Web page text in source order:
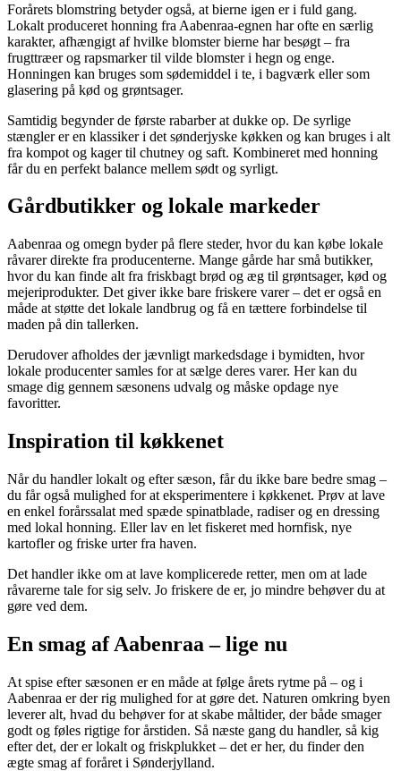
Forårets blomstring betyder også, at bierne igen er i fuld gang.
Lokalt produceret honning fra Aabenraa-egnen har ofte en særlig
karakter, afhængigt af hvilke blomster bierne har besøgt – fra
frugttræer og rapsmarker til vilde blomster i hegn og enge.
Honningen kan bruges som sødemiddel i te, i bagværk eller som
glasering på kød og grøntsager.
Samtidig begynder de første rabarber at dukke op. De syrlige
stængler er en klassiker i det sønderjyske køkken og kan bruges i alt
fra kompot og kager til chutney og saft. Kombineret med honning
får du en perfekt balance mellem sødt og syrligt.
Gårdbutikker og lokale markeder
Aabenraa og omegn byder på flere steder, hvor du kan købe lokale
råvarer direkte fra producenterne. Mange gårde har små butikker,
hvor du kan finde alt fra friskbagt brød og æg til grøntsager, kød og
mejeriprodukter. Det giver ikke bare friskere varer – det er også en
måde at støtte det lokale landbrug og få en tættere forbindelse til
maden på din tallerken.
Derudover afholdes der jævnligt markedsdage i bymidten, hvor
lokale producenter samles for at sælge deres varer. Her kan du
smage dig gennem sæsonens udvalg og måske opdage nye
favoritter.
Inspiration til køkkenet
Når du handler lokalt og efter sæson, får du ikke bare bedre smag –
du får også mulighed for at eksperimentere i køkkenet. Prøv at lave
en enkel forårssalat med spæde spinatblade, radiser og en dressing
med lokal honning. Eller lav en let fiskeret med hornfisk, nye
kartofler og friske urter fra haven.
Det handler ikke om at lave komplicerede retter, men om at lade
råvarerne tale for sig selv. Jo friskere de er, jo mindre behøver du at
gøre ved dem.
En smag af Aabenraa – lige nu
At spise efter sæsonen er en måde at følge årets rytme på – og i
Aabenraa er der rig mulighed for at gøre det. Naturen omkring byen
leverer alt, hvad du behøver for at skabe måltider, der både smager
godt og føles rigtige for årstiden. Så næste gang du handler, så kig
efter det, der er lokalt og friskplukket – det er her, du finder den
ægte smag af foråret i Sønderjylland.